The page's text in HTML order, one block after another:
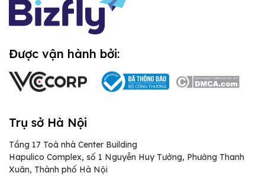
Được vận hành bởi:
Trụ sở Hà Nội
Tầng 17 Toà nhà Center Building
Hapulico Complex, số 1 Nguyễn Huy Tưởng, Phường Thanh
Xuân, Thành phố Hà Nội